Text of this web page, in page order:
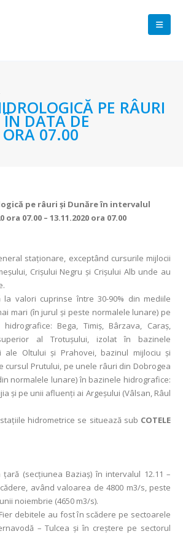
PE RÂURI
DATA DE
07.00
pe râuri şi Dunăre în intervalul
ora 07.00 – 13.11.2020 ora 07.00
staționare, exceptând cursurile mijlocii
Crișului Negru și Crișului Alb unde au
la valori cuprinse între 30-90% din mediile
mari (în jurul și peste normalele lunare) pe
Bega, Timiş, Bârzava, Caraș,
al Trotușului, izolat în bazinele
ale Oltului şi Prahovei, bazinul mijlociu și
cursul Prutului, pe unele râuri din Dobrogea
normalele lunare) în bazinele hidrografice:
și pe unii afluenți ai Argeșului (Vâlsan, Râul
hidrometrice se situează sub COTELE
(secţiunea Baziaş) în intervalul 12.11 –
având valoarea de 4800 m3/s, peste
noiembrie (4650 m3/s).
debitele au fost în scădere pe sectoarele
– Tulcea și în creștere pe sectorul